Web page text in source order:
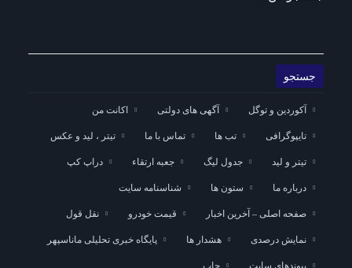
آکوردین و توگل آگهی های دولتی اکانت من
تایپوگرافی تب ها تماس با ما تیتر ، لید و عکس
تیتر و لید جدول لیگ جعبه ارتقاء دراپ کپ
درباره ما ستون ها شناسنامه سایت
صفحه اصلی – آخرین اخبار قیمت خودرو نقل قول
نمایش درصدی هشدار ها پایگاه خبری تحلیلی ماناسپهر
پیوندهای سایت چاپ